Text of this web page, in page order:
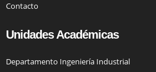
Contacto
Unidades Académicas
Departamento Ingeniería Industrial